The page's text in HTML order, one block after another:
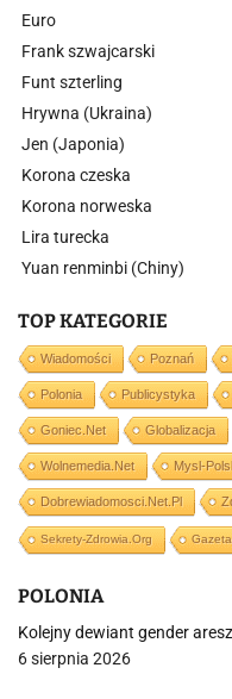
Euro
Frank szwajcarski
Funt szterling
Hrywna (Ukraina)
Jen (Japonia)
Korona czeska
Korona norweska
Lira turecka
Yuan renminbi (Chiny)
TOP KATEGORIE
Wiadomości Poznań
Polonia Publicystyka
Goniec.net Globalizacja
Wolnemedia.net Mysl-
Dobrewiadomosci.net.pl
Sekrety-Zdrowia.org
POLONIA
Kolejny dewiant gender
6 sierpnia 2026